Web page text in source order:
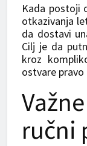
Kada postoji
otkazivanja
da dostavi
Cilj je da
kroz
ostvare
ručni